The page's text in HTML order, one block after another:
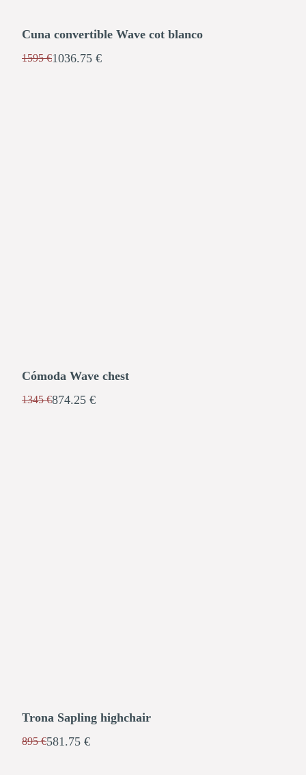
Cuna convertible Wave cot blanco
1595 €1036.75 €
Cómoda Wave chest
1345 €874.25 €
Trona Sapling highchair
895 €581.75 €